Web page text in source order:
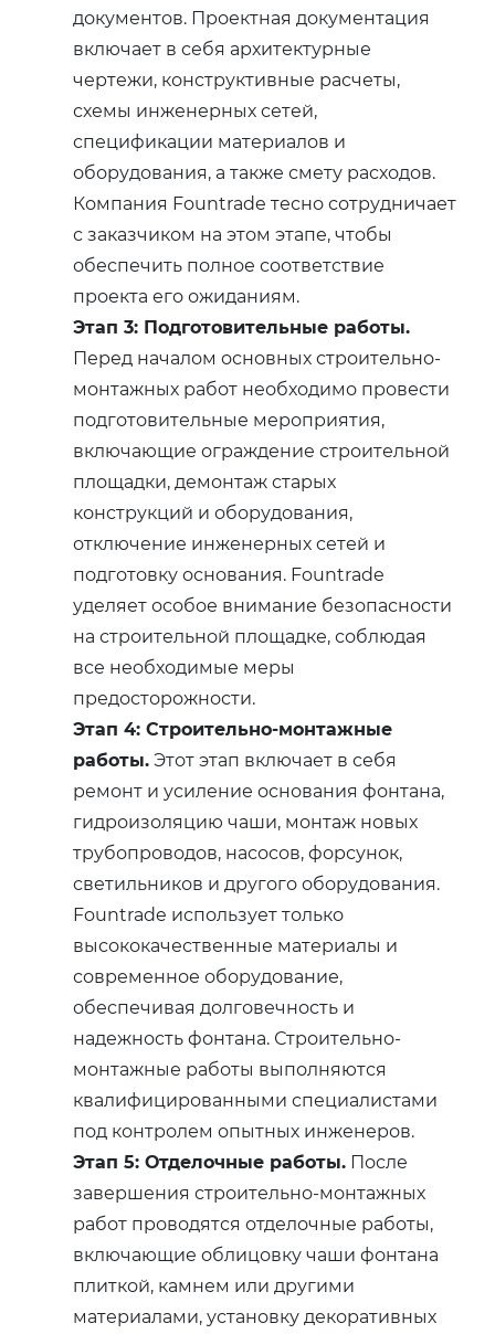
документов. Проектная документация
включает в себя архитектурные
чертежи, конструктивные расчеты,
схемы инженерных сетей,
спецификации материалов и
оборудования, а также смету расходов.
Компания Fountrade тесно сотрудничает
с заказчиком на этом этапе, чтобы
обеспечить полное соответствие
проекта его ожиданиям.
Этап 3: Подготовительные работы.
Перед началом основных строительно-
монтажных работ необходимо провести
подготовительные мероприятия,
включающие ограждение строительной
площадки, демонтаж старых
конструкций и оборудования,
отключение инженерных сетей и
подготовку основания. Fountrade
уделяет особое внимание безопасности
на строительной площадке, соблюдая
все необходимые меры
предосторожности.
Этап 4: Строительно-монтажные
работы.Этот этап включает в себя
ремонт и усиление основания фонтана,
гидроизоляцию чаши, монтаж новых
трубопроводов, насосов, форсунок,
светильников и другого оборудования.
Fountrade использует только
высококачественные материалы и
современное оборудование,
обеспечивая долговечность и
надежность фонтана. Строительно-
монтажные работы выполняются
квалифицированными специалистами
под контролем опытных инженеров.
Этап 5: Отделочные работы. После
завершения строительно-монтажных
работ проводятся отделочные работы,
включающие облицовку чаши фонтана
плиткой, камнем или другими
материалами, установку декоративных